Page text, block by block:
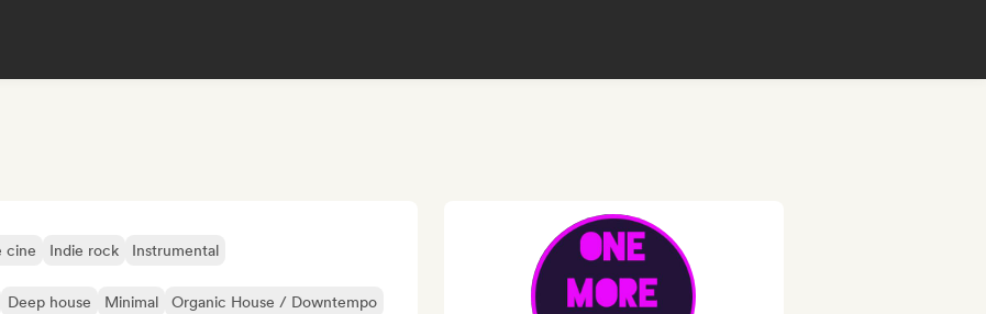
cine Indie rock Instrumental
Deep house Minimal
Organic House / Downtempo